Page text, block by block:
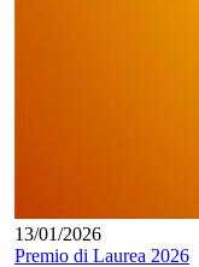
13/01/2026
Premio di Laurea 2026